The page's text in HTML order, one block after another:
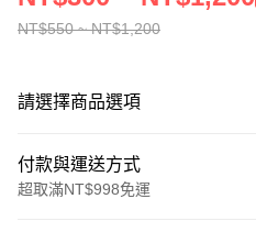
NT$550 ~ NT$1,200
請選擇商品選項
付款與運送方式
超取滿NT$998免運